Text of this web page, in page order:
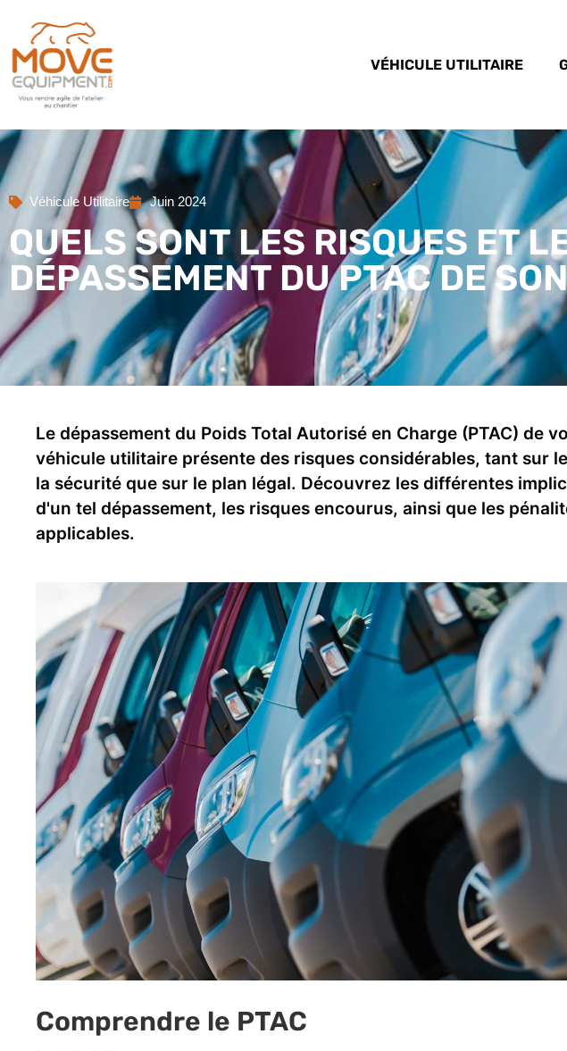
VÉHICULE UTILITAIRE
Véhicule Utilitaire Juin 2024
QUELS SONT LES RISQUES ET
DÉPASSEMENT DU PTAC DE
Le dépassement du Poids Total Autorisé en Charge (PTAC) de
véhicule utilitaire présente des risques considérables, tant sur
la sécurité que sur le plan légal. Découvrez les différentes
d'un tel dépassement, les risques encourus, ainsi que les
applicables.
Comprendre le PTAC